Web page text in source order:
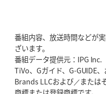
番組内容、放送時間などが
ざいます。
番組データ提供元：IPG Inc.
TiVo、Gガイド、G-GUIDE
Brands LLCおよび／または